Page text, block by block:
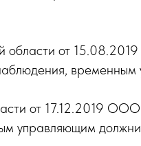
области от
от 17.12.2019
управляющим